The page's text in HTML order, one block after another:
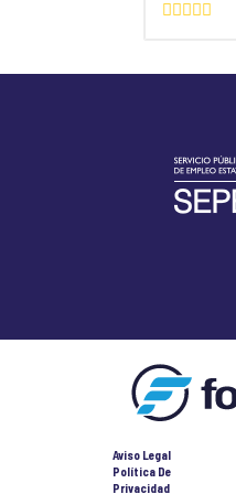
Aviso Legal
Política De
Privacidad